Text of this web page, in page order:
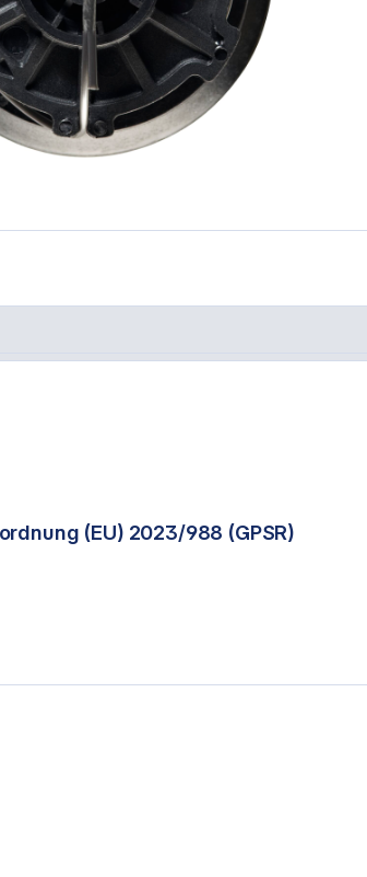
Tap 1,6mm x 8m"
(EU) 2023/988 (GPSR)